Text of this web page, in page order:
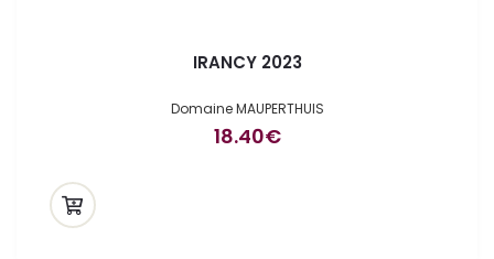
IRANCY 2023
Domaine MAUPERTHUIS
18.40€